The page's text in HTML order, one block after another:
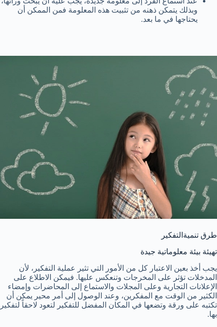
وبذلك يتمكن ذهنه من تثبيت هذه المعلومة فمن الممكن أن
يحتاجها في ما بعد.
طرق تنميةالتفكير
تهيئة بيئة معلوماتية جيدة
يجب أخذ بعين الاعتبار كل من الأمور التي تثير عملية التفكير، لأن
المدخلات تؤثر على المخرجات وتنعكس عليها. فيمكن الاطلاع على
الإعلانات التجارية وعلى المجلات والاستماع إلى المحاضرات وإمضاء
الكثير من الوقت مع المفكرين، وعند الوصول إلى أمر محير يمكن أن
تكتبه على ورقة وتضعها في المكان المفضل للتفكير لتعود لاحقاً لتفكير
بها.